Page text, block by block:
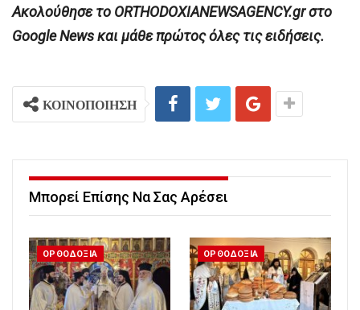
Ακολούθησε το ORTHODOXIANEWSAGENCY.gr στο
Google News και μάθε πρώτος όλες τις ειδήσεις.
ΚΟΙΝΟΠΟΙΗΣΗ
Μπορεί Επίσης Να Σας Αρέσει
ΟΡΘΟΔΟΞΙΑ ΟΡΘΟΔΟΞΙΑ